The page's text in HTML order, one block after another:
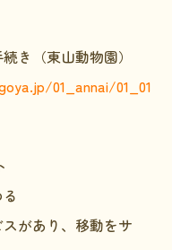
き（東山動物園）
01_annai/01_01
があり、移動をサ